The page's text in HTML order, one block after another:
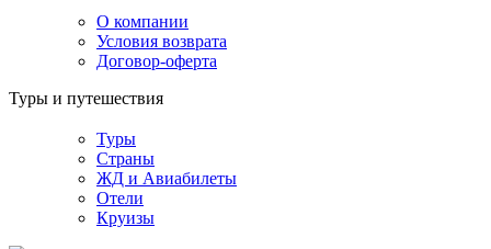
О компании
Условия возврата
Договор-оферта
Туры и путешествия
Туры
Страны
ЖД и Авиабилеты
Отели
Круизы